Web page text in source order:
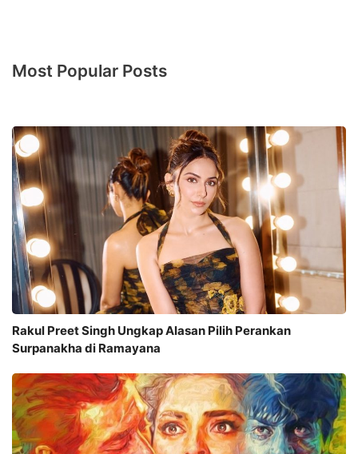
Most Popular Posts
Rakul Preet Singh Ungkap Alasan Pilih Perankan
Surpanakha di Ramayana